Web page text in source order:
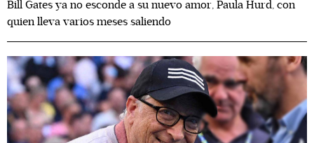
Bill Gates ya no esconde a su nuevo amor, Paula Hurd, con
quien lleva varios meses saliendo